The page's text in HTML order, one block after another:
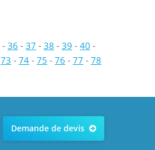
- 36 - 37 - 38 - 39 - 40 -
73 - 74 - 75 - 76 - 77 - 78
Demande de devis